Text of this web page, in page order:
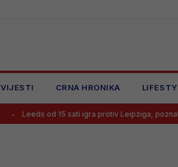
VIJESTI CRNA HRONIKA
15 sati igra protiv Leipziga, poznat status